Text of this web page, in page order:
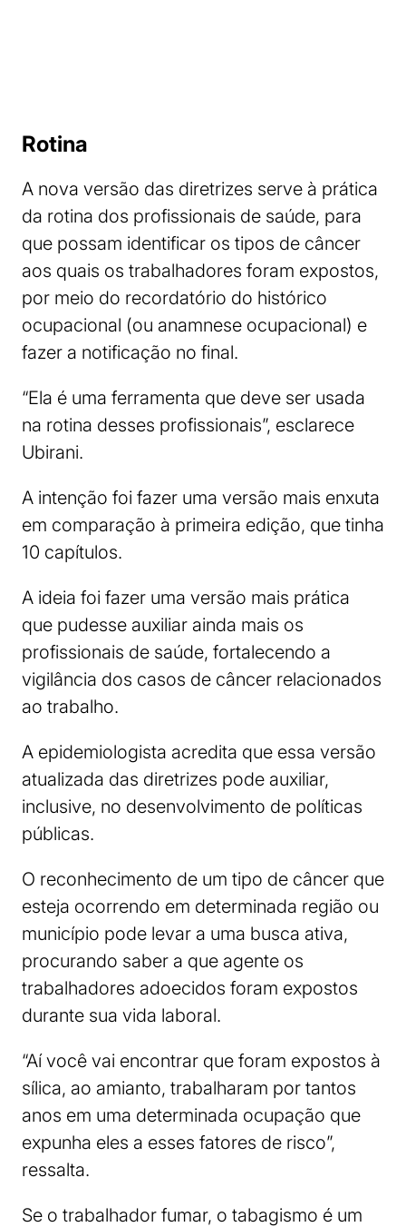
Rotina
A nova versão das diretrizes serve à prática
da rotina dos profissionais de saúde, para
que possam identificar os tipos de câncer
aos quais os trabalhadores foram expostos,
por meio do recordatório do histórico
ocupacional (ou anamnese ocupacional) e
fazer a notificação no final.
“Ela é uma ferramenta que deve ser usada
na rotina desses profissionais”, esclarece
Ubirani.
A intenção foi fazer uma versão mais enxuta
em comparação à primeira edição, que tinha
10 capítulos.
A ideia foi fazer uma versão mais prática
que pudesse auxiliar ainda mais os
profissionais de saúde, fortalecendo a
vigilância dos casos de câncer relacionados
ao trabalho.
A epidemiologista acredita que essa versão
atualizada das diretrizes pode auxiliar,
inclusive, no desenvolvimento de políticas
públicas.
O reconhecimento de um tipo de câncer que
esteja ocorrendo em determinada região ou
município pode levar a uma busca ativa,
procurando saber a que agente os
trabalhadores adoecidos foram expostos
durante sua vida laboral.
“Aí você vai encontrar que foram expostos à
sílica, ao amianto, trabalharam por tantos
anos em uma determinada ocupação que
expunha eles a esses fatores de risco”,
ressalta.
Se o trabalhador fumar, o tabagismo é um